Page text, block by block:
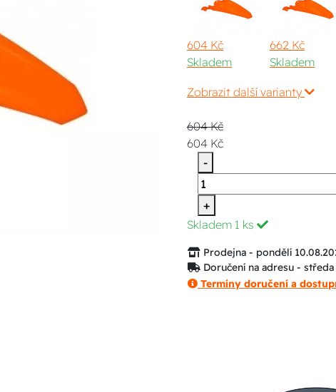
604 Kč
Skladem
662 Kč
Skladem
Zobrazit další varianty
604 Kč
604 Kč
-
+
Skladem 1 ks
Prodejna - pondělí
Doručení na adresu - středa
Termíny doručení a